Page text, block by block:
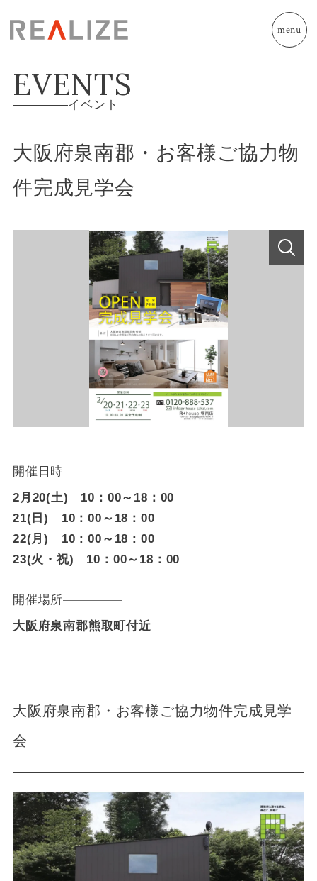
menu
EVENTS
イベント
大阪府泉南郡・お客様ご協力物
件完成見学会
開催日時
2月20(土) 10：00～18：00
21(日) 10：00～18：00
22(月) 10：00～18：00
23(火・祝) 10：00～18：00
開催場所
大阪府泉南郡熊取町付近
大阪府泉南郡・お客様ご協力物件完成見学
会